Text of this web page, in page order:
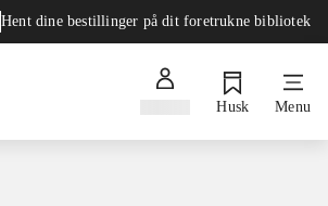
Hent dine bestillinger på dit foretrukne bibliotek
Husk Menu